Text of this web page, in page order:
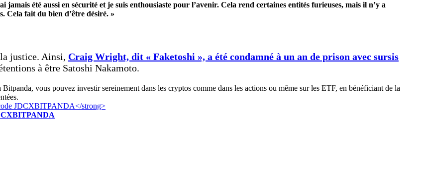
jamais été aussi en sécurité et je suis enthousiaste pour l’avenir. Cela rend certaines entités furieuses, mais il n’y a
Cela fait du bien d’être désiré. »
justice. Ainsi, Craig Wright, dit « Faketoshi », a été condamné à un an de prison avec sursis
à être Satoshi Nakamoto.
vous pouvez investir sereinement dans les cryptos comme dans les actions ou même sur les ETF, en bénéficiant de la